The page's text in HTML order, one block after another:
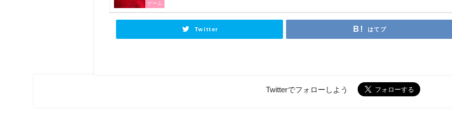
ゲーム
Twitter はてブ
Twitterでフォローしよう